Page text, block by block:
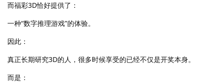
而福彩3D恰好提供了：
一种“数字推理游戏”的体验。
因此：
真正长期研究3D的人，很多时候享受的已经不仅是开奖本身。
而是：